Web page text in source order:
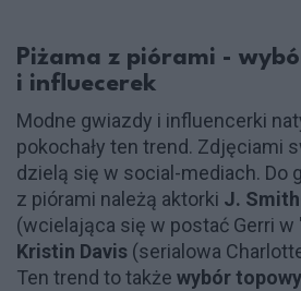
Piżama z piórami -
i influecerek
Modne gwiazdy i influencerki
pokochały ten trend. Zdjęciami
dzielą się w social-mediach. Do
z piórami należą aktorki J.
(wcielająca się w postać Gerri w
Kristin Davis (serialowa
Ten trend to także wybór